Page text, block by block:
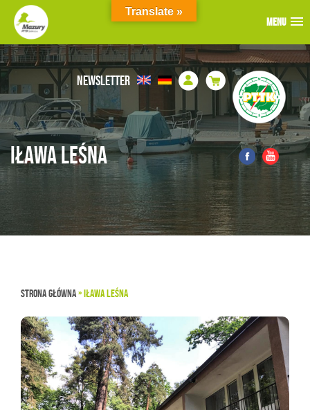
MENU
MENU
MENU
NEWSLETTER
IŁAWA LEŚNA
STRONA GŁÓWNA»IŁAWA LEŚNA
Translate »